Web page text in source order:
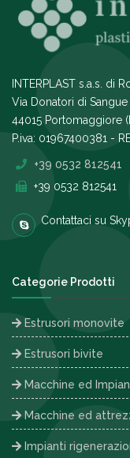
INTERPLAST s.a.s. di
Via Donatori di Sangue
44015 Portomaggiore
P.iva: 01967400381 -
+39 0532 812541
+39 0532 812541
Contattaci su
Categorie Prodotti
Estrusori monovite
Estrusori bivite
Macchine ed
Macchine ed
Impianti